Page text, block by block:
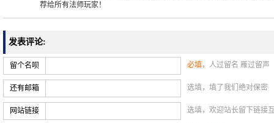
荐给所有法师玩家！
发表评论:
留个名呗 必填，人过留名 雁过留声
还有邮箱 选填，填了我们绝对保密
网站链接 选填，欢迎站长留下链接